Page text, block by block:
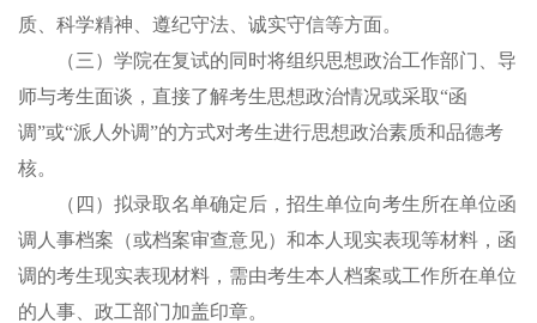
质、 科学精神、 遵纪守法、诚实守信等方面。
（三）学院在复试的同时将组织思想政治工作部门、导
师与考生面谈，直接了解考生思想政治情况或采取“函
调”或“派人外调”的方式对考生进行思想政治素质和品德考
核。
（ 四 ） 拟录取名单确定后，招生单位向考生所在单位函
调人事档案（或档案审查意见）和本人 现实表现等材料， 函
调的考生现实表现材料， 需由考生本人档案或工作所在单位
的人事、政工部门加盖印章。